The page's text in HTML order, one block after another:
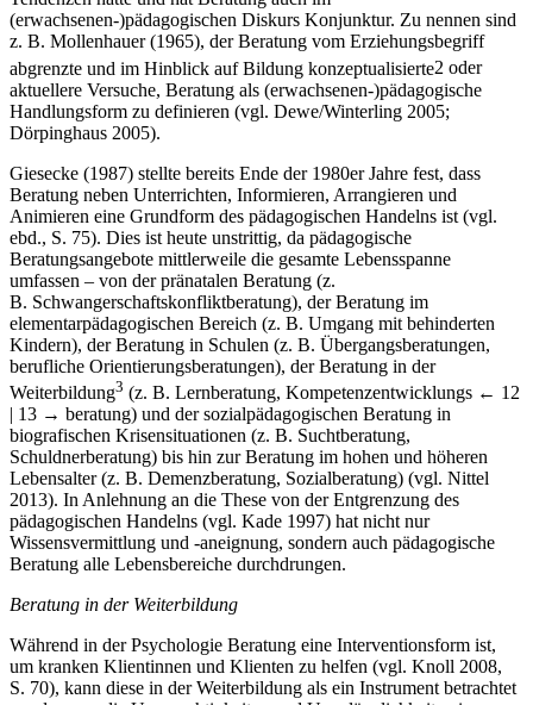
(erwachsenen-)pädagogischen Diskurs Konjunktur. Zu nennen sind
z. B. Mollenhauer (1965), der Beratung vom Erziehungsbegriff
abgrenzte und im Hinblick auf Bildung konzeptualisierte2 oder
aktuellere Versuche, Beratung als (erwachsenen-)pädagogische
Handlungsform zu definieren (vgl. Dewe/Winterling 2005;
Dörpinghaus 2005).
Giesecke (1987) stellte bereits Ende der 1980er Jahre fest, dass
Beratung neben Unterrichten, Informieren, Arrangieren und
Animieren eine Grundform des pädagogischen Handelns ist (vgl.
ebd., S. 75). Dies ist heute unstrittig, da pädagogische
Beratungsangebote mittlerweile die gesamte Lebensspanne
umfassen – von der pränatalen Beratung (z.
B. Schwangerschaftskonfliktberatung), der Beratung im
elementarpädagogischen Bereich (z. B. Umgang mit behinderten
Kindern), der Beratung in Schulen (z. B. Übergangsberatungen,
berufliche Orientierungsberatungen), der Beratung in der
Weiterbildung3 (z. B. Lernberatung, Kompetenzentwicklungs ← 12
| 13 → beratung) und der sozialpädagogischen Beratung in
biografischen Krisensituationen (z. B. Suchtberatung,
Schuldnerberatung) bis hin zur Beratung im hohen und höheren
Lebensalter (z. B. Demenzberatung, Sozialberatung) (vgl. Nittel
2013). In Anlehnung an die These von der Entgrenzung des
pädagogischen Handelns (vgl. Kade 1997) hat nicht nur
Wissensvermittlung und -aneignung, sondern auch pädagogische
Beratung alle Lebensbereiche durchdrungen.
Beratung in der Weiterbildung
Während in der Psychologie Beratung eine Interventionsform ist,
um kranken Klientinnen und Klienten zu helfen (vgl. Knoll 2008,
S. 70), kann diese in der Weiterbildung als ein Instrument betrachtet